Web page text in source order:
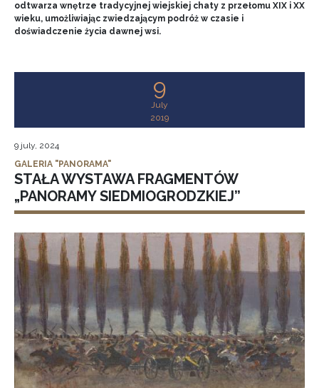
odtwarza wnętrze tradycyjnej wiejskiej chaty z przełomu XIX i XX
wieku, umożliwiając zwiedzającym podróż w czasie i
doświadczenie życia dawnej wsi.
9
July
2019
9 july, 2024
GALERIA "PANORAMA"
STAŁA WYSTAWA FRAGMENTÓW
„PANORAMY SIEDMIOGRODZKIEJ”